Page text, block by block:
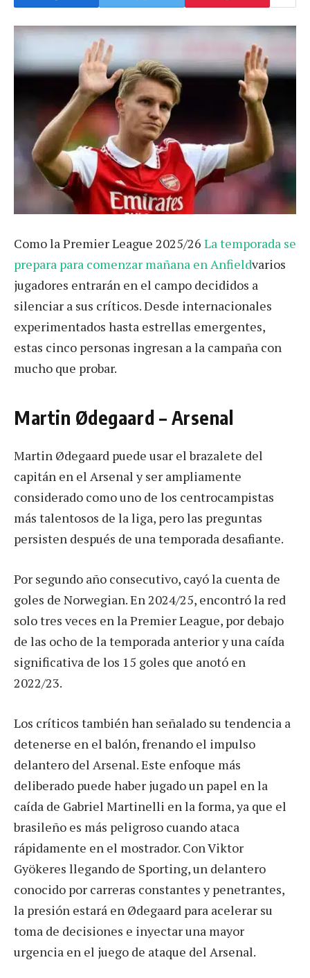
Como la Premier League 2025/26 La temporada se
prepara para comenzar mañana en Anfieldvarios
jugadores entrarán en el campo decididos a
silenciar a sus críticos. Desde internacionales
experimentados hasta estrellas emergentes,
estas cinco personas ingresan a la campaña con
mucho que probar.
Martin Ødegaard – Arsenal
Martin Ødegaard puede usar el brazalete del
capitán en el Arsenal y ser ampliamente
considerado como uno de los centrocampistas
más talentosos de la liga, pero las preguntas
persisten después de una temporada desafiante.
Por segundo año consecutivo, cayó la cuenta de
goles de Norwegian. En 2024/25, encontró la red
solo tres veces en la Premier League, por debajo
de las ocho de la temporada anterior y una caída
significativa de los 15 goles que anotó en
2022/23.
Los críticos también han señalado su tendencia a
detenerse en el balón, frenando el impulso
delantero del Arsenal. Este enfoque más
deliberado puede haber jugado un papel en la
caída de Gabriel Martinelli en la forma, ya que el
brasileño es más peligroso cuando ataca
rápidamente en el mostrador. Con Viktor
Gyökeres llegando de Sporting, un delantero
conocido por carreras constantes y penetrantes,
la presión estará en Ødegaard para acelerar su
toma de decisiones e inyectar una mayor
urgencia en el juego de ataque del Arsenal.